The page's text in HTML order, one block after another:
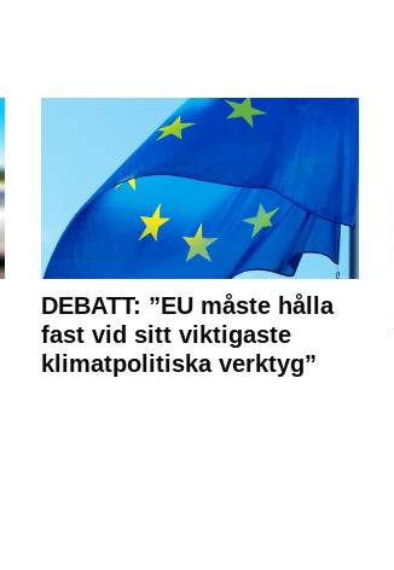
DEBATT: ”EU måste hålla
fast vid sitt viktigaste
klimatpolitiska verktyg”